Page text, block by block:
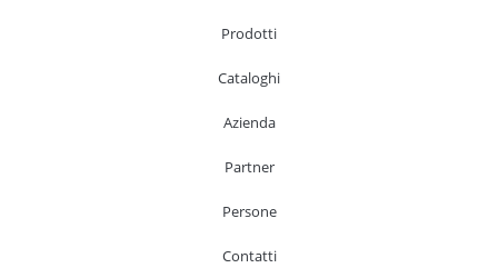
Prodotti
Cataloghi
Azienda
Partner
Persone
Contatti